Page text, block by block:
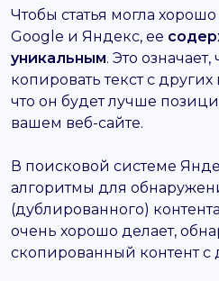
Чтобы статья могла
Google и Яндекс, ее
уникальным. Это
копировать текст с
что он будет лучше
вашем веб-сайте.
В поисковой системе
алгоритмы для
(дублированного)
очень хорошо делает,
скопированный контент с